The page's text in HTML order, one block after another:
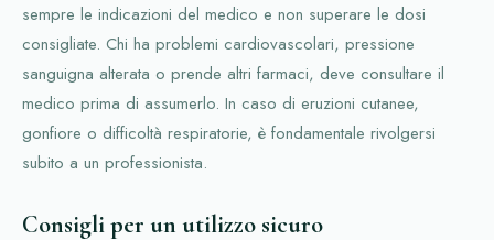
sempre le indicazioni del medico e non superare le dosi
consigliate. Chi ha problemi cardiovascolari, pressione
sanguigna alterata o prende altri farmaci, deve consultare il
medico prima di assumerlo. In caso di eruzioni cutanee,
gonfiore o difficoltà respiratorie, è fondamentale rivolgersi
subito a un professionista.
Consigli per un utilizzo sicuro